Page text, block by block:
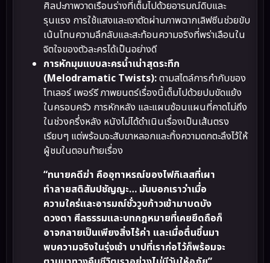
ศิลปะภาพวาดเรือนร่างที่เต็มไปด้วยอารมณ์ดิบและ
รุนแรง การใช้แสงและเงาตัดผ่านภาพฉากเลิฟซีนช่วยขับ
เน้นโทนความลึกลับและสะท้อนความจริงที่พร่าเลือนใน
จิตใจของตัวละครได้เป็นอย่างดี
การหักมุมแบบละครน้ำเน่าสุดระทึก
(Melodramatic Twists):ตามสไตล์การกำกับของ
ไทเลอร์ เพอร์รี ภาพยนตร์เรื่องนี้เต็มไปด้วยปมขัดแย้ง
ในครอบครัว การหักหลัง และแผนซ้อนแผนที่คาดไม่ถึง
ในช่วงครึ่งหลัง หนังไม่ได้ดำเนินเรื่องเป็นเส้นตรง
เรียบๆ แต่พร้อมจะสับขาหลอกและทิ้งความตกตะลึงไว้ให้
ผู้ชมในตอนท้ายเรื่อง
“ทนายคดีฆ่า คืออุทาหรณ์ของไฟกิเลสที่เผา
ทำลายสติสัมปชัญญะ… มันบอกเราว่าเมื่อ
ความใคร่และอารมณ์ชั่ววูบก้าวเข้ามาบดบัง
ดวงตา ศีลธรรมและบทกฎหมายที่เคยยึดถือก็
อาจกลายเป็นเพียงสิ่งไร้ค่า และเมื่อตื่นขึ้นมา
พบความจริงในรุ่งเช้า บาปที่เราก่อไว้ก็พร้อมจะ